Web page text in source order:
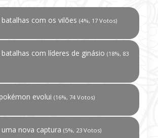
com os vilões (4%, 17 Votos)
com líderes de ginásio (18%, 83
evolui (16%, 74 Votos)
nova captura (5%, 23 Votos)